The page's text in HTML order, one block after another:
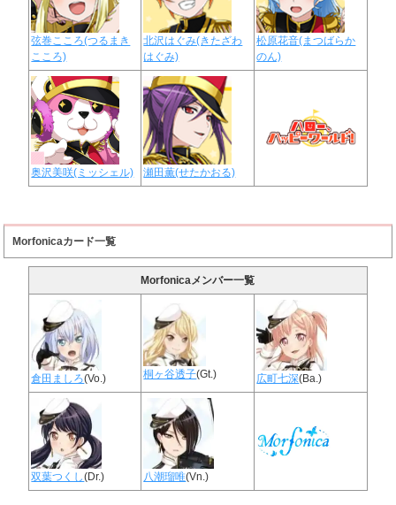
弦巻こころ(つるまき
こころ)
北沢はぐみ(きたざわ
はぐみ)
松原花音(まつばらか
のん)
奥沢美咲(ミッシェル) 瀬田薫(せたかおる)
Morfonicaカード一覧
Morfonicaメンバー一覧
倉田ましろ(Vo.) 桐ヶ谷透子(Gt.) 広町七深(Ba.)
双葉つくし(Dr.) 八潮瑠唯(Vn.)